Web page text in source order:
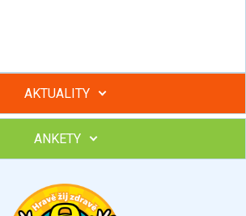
AKTUALITY
lektorky a skupiny v kurzech STOBu
Najděte si odborníka STOBu ve
ANKETY